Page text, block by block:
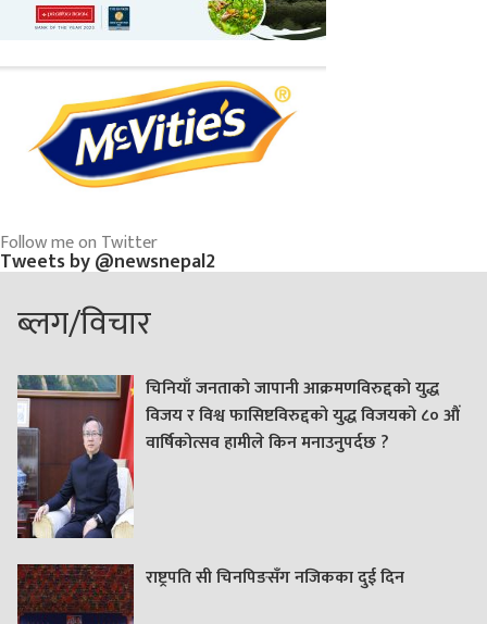
Follow me on Twitter
Tweets by @newsnepal2
ब्लग/विचार
चिनियाँ जनताको जापानी आक्रमणविरुद्दको युद्ध
विजय र विश्व फासिष्टविरुद्दको युद्ध विजयको ८० औं
वार्षिकोत्सव हामीले किन मनाउनुपर्दछ ?
राष्ट्रपति सी चिनपिङसँग नजिकका दुई दिन